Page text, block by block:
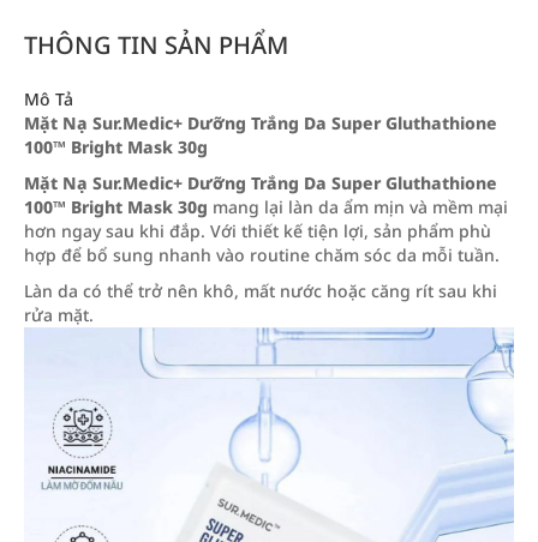
THÔNG TIN SẢN PHẨM
Mô Tả
Mặt Nạ Sur.Medic+ Dưỡng Trắng Da Super Gluthathione
100™ Bright Mask 30g
Mặt Nạ Sur.Medic+ Dưỡng Trắng Da Super Gluthathione
100™ Bright Mask 30g mang lại làn da ẩm mịn và mềm mại
hơn ngay sau khi đắp. Với thiết kế tiện lợi, sản phẩm phù
hợp để bổ sung nhanh vào routine chăm sóc da mỗi tuần.
Làn da có thể trở nên khô, mất nước hoặc căng rít sau khi
rửa mặt.